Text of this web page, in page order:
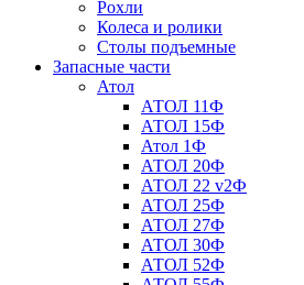
Рохли
Колеса и ролики
Столы подъемные
Запасные части
Атол
АТОЛ 11Ф
АТОЛ 15Ф
Атол 1Ф
АТОЛ 20Ф
АТОЛ 22 v2Ф
АТОЛ 25Ф
АТОЛ 27Ф
АТОЛ 30Ф
АТОЛ 52Ф